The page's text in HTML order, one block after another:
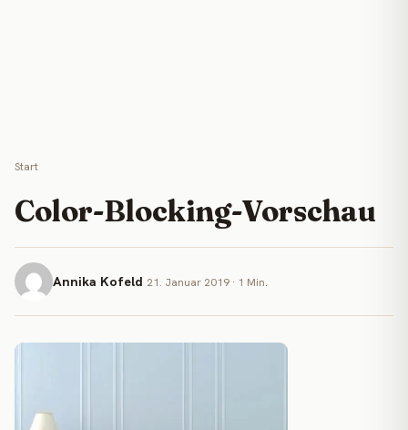
Start
Color-Blocking-Vorschau
Annika Kofeld 21. Januar 2019 · 1 Min.